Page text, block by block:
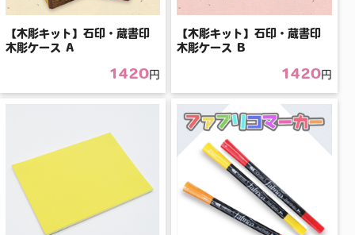
【木彫キット】石印・蔵書印
木彫ケース A
1420円
【木彫キット】石印・蔵書印
木彫ケース B
1420円